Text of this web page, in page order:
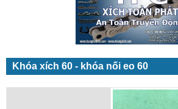
Khóa xích 60 - khóa nối eo 60